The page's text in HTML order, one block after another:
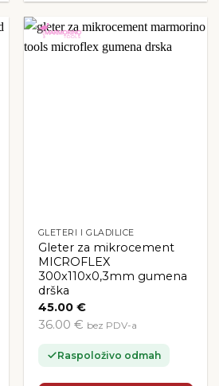
GLETERI I GLADILICE
Gleter za mikrocement
MICROFLEX
300x110x0,3mm gumena
drška
45.00 €
36.00 € bez PDV-a
Raspoloživo odmah